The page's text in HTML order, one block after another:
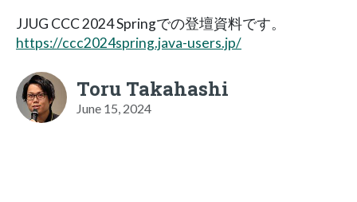
JJUG CCC 2024 Springでの登壇資料です。
https://ccc2024spring.java-users.jp/
Toru Takahashi
June 15, 2024